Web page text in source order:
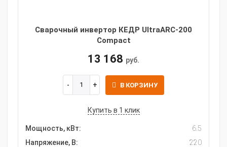
Сварочный инвертор КЕДР UltraARC-200
Compact
13 168 руб.
В КОРЗИНУ
Купить в 1 клик
Мощность, кВт:
6.5
Напряжение, В:
220